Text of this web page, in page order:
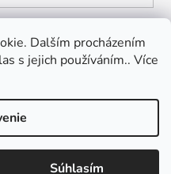
Dalším procházením
s jejich používáním.. Více
Súhlasím
Kontaktní formulář
Shoptet